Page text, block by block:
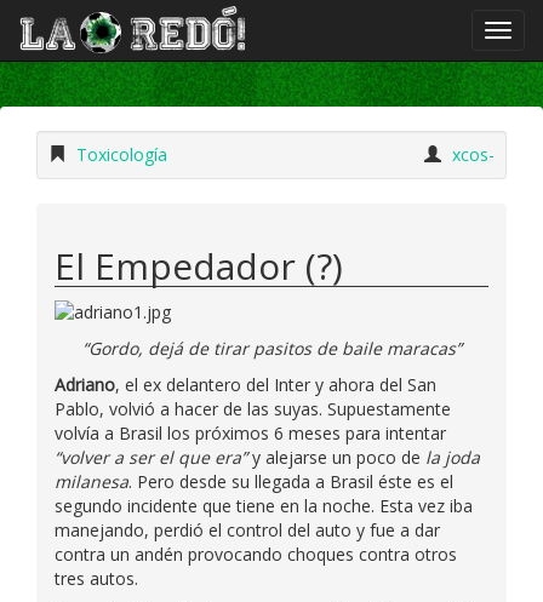
Toxicología xcos-
El Empedador (?)
“Gordo, dejá de tirar pasitos de baile maracas”
Adriano, el ex delantero del Inter y ahora del San
Pablo, volvió a hacer de las suyas. Supuestamente
volvía a Brasil los próximos 6 meses para intentar
“volver a ser el que era”y alejarse un poco de la joda
milanesa. Pero desde su llegada a Brasil éste es el
segundo incidente que tiene en la noche. Esta vez iba
manejando, perdió el control del auto y fue a dar
contra un andén provocando choques contra otros
tres autos.